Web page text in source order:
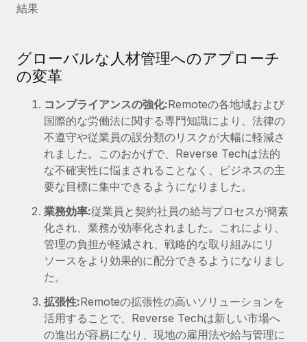
結果
グローバルな人材管理へのアプローチ
の変革
コンプライアンスの強化:Remoteの各地域および
国際的な労働法に関する専門知識により、法律の
不遵守や従業員の誤分類のリスクが大幅に軽減さ
れました。このおかげで、Reverse Techは法的
な不確実性に悩まされることなく、ビジネスの主
要な目標に集中できるようになりました。
業務効率:従業員と契約社員の給与プロセスが簡素
化され、業務が効率化されました。これにより、
管理の負担が軽減され、戦略的な取り組みにリ
ソースをより効果的に配分できるようになりまし
た。
拡張性:Remoteの拡張性の高いソリューションを
活用することで、Reverse Techは新しい市場へ
の進出が容易になり、現地の雇用法や給与管理に